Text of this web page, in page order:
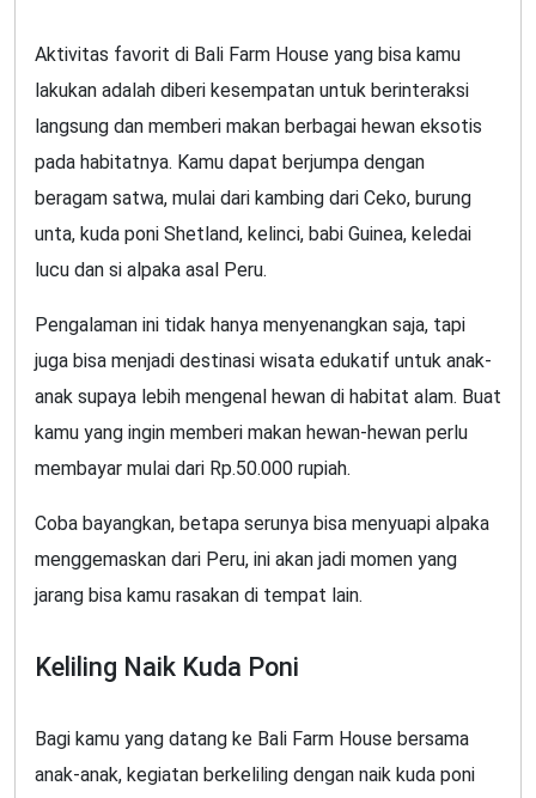
Aktivitas favorit di Bali Farm House yang bisa kamu
lakukan adalah diberi kesempatan untuk berinteraksi
langsung dan memberi makan berbagai hewan eksotis
pada habitatnya. Kamu dapat berjumpa dengan
beragam satwa, mulai dari kambing dari Ceko, burung
unta, kuda poni Shetland, kelinci, babi Guinea, keledai
lucu dan si alpaka asal Peru.
Pengalaman ini tidak hanya menyenangkan saja, tapi
juga bisa menjadi destinasi wisata edukatif untuk anak-
anak supaya lebih mengenal hewan di habitat alam. Buat
kamu yang ingin memberi makan hewan-hewan perlu
membayar mulai dari Rp.50.000 rupiah.
Coba bayangkan, betapa serunya bisa menyuapi alpaka
menggemaskan dari Peru, ini akan jadi momen yang
jarang bisa kamu rasakan di tempat lain.
Keliling Naik Kuda Poni
Bagi kamu yang datang ke Bali Farm House bersama
anak-anak, kegiatan berkeliling dengan naik kuda poni